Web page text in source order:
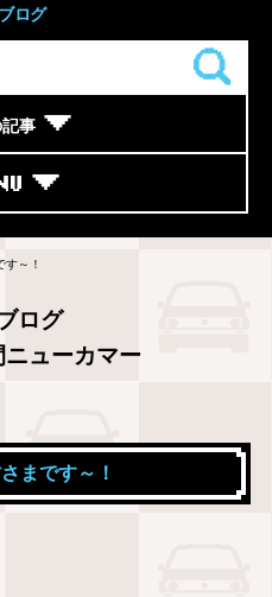
ログ
事
～！
ログ
ューカマー
まです～！